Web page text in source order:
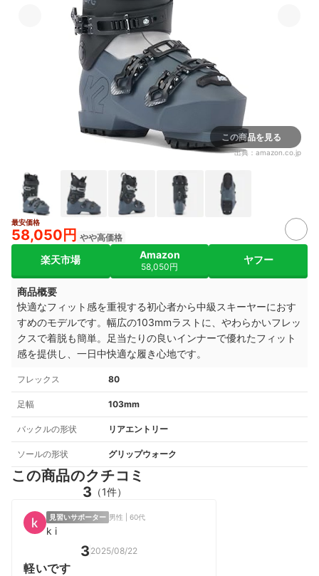
この商品を見る
出典： amazon.co.jp
最安価格
58,050円 やや高価格
楽天市場 Amazon
58,050円
ヤフー
商品概要
快適なフィット感を重視する初心者から中級スキーヤーにおす
すめのモデルです。幅広の103mmラストに、やわらかいフレッ
クスで着脱も簡単。足当たりの良いインナーで優れたフィット
感を提供し、一日中快適な履き心地です。
フレックス 80
足幅 103mm
バックルの形状 リアエントリー
ソールの形状 グリップウォーク
この商品のクチコミ
3 （1件）
見習いサポーター 男性 | 60代
k i
3 2025/08/22
軽いです